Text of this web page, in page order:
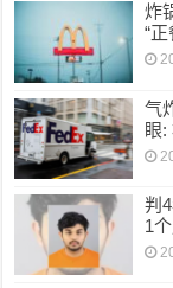
炸
“
气
眼:
判
1